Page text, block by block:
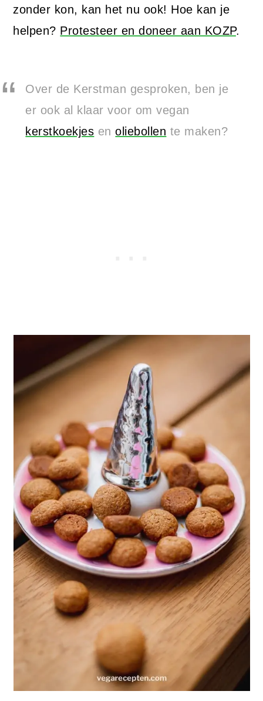
zonder kon, kan het nu ook! Hoe kan je
helpen? Protesteer en doneer aan KOZP.
Over de Kerstman gesproken, ben je
er ook al klaar voor om vegan
kerstkoekjes enoliebollen te maken?